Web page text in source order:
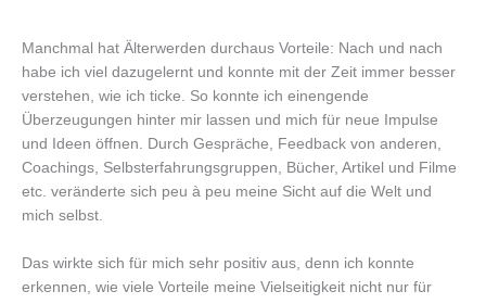
Manchmal hat Älterwerden durchaus Vorteile: Nach und nach
habe ich viel dazugelernt und konnte mit der Zeit immer besser
verstehen, wie ich ticke. So konnte ich einengende
Überzeugungen hinter mir lassen und mich für neue Impulse
und Ideen öffnen. Durch Gespräche, Feedback von anderen,
Coachings, Selbsterfahrungsgruppen, Bücher, Artikel und Filme
etc. veränderte sich peu à peu meine Sicht auf die Welt und
mich selbst.
Das wirkte sich für mich sehr positiv aus, denn ich konnte
erkennen, wie viele Vorteile meine Vielseitigkeit nicht nur für